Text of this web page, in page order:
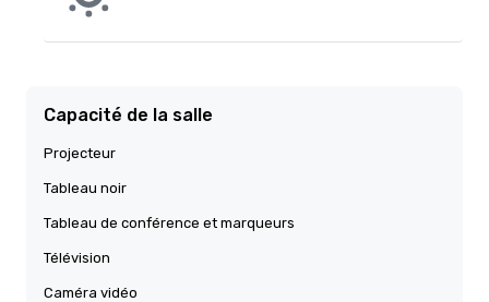
Capacité de la salle
Projecteur
Tableau noir
Tableau de conférence et marqueurs
Télévision
Caméra vidéo